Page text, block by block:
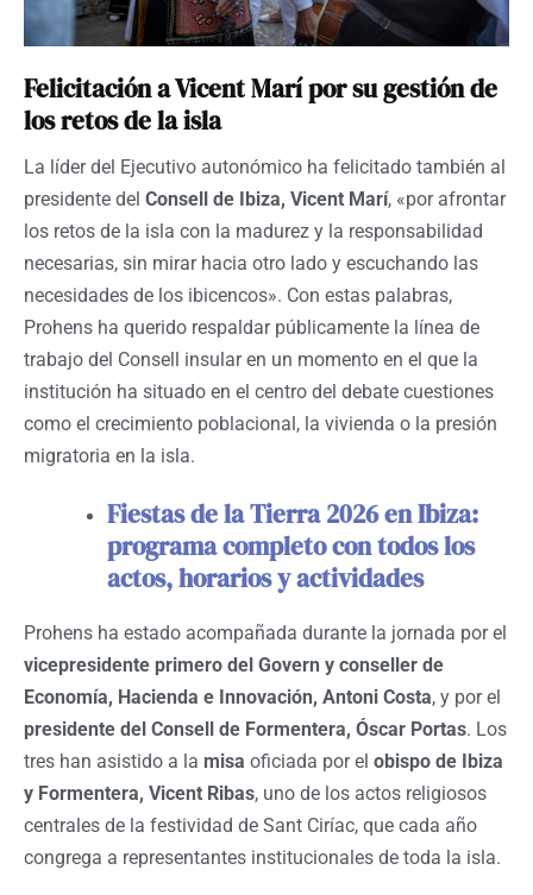
Felicitación a Vicent Marí por su gestión de
los retos de la isla
La líder del Ejecutivo autonómico ha felicitado también al
presidente del Consell de Ibiza, Vicent Marí, «por afrontar
los retos de la isla con la madurez y la responsabilidad
necesarias, sin mirar hacia otro lado y escuchando las
necesidades de los ibicencos». Con estas palabras,
Prohens ha querido respaldar públicamente la línea de
trabajo del Consell insular en un momento en el que la
institución ha situado en el centro del debate cuestiones
como el crecimiento poblacional, la vivienda o la presión
migratoria en la isla.
Fiestas de la Tierra 2026 en Ibiza:
programa completo con todos los
actos, horarios y actividades
Prohens ha estado acompañada durante la jornada por el
vicepresidente primero del Govern y conseller de
Economía, Hacienda e Innovación, Antoni Costa, y por el
presidente del Consell de Formentera, Óscar Portas. Los
tres han asistido a la misa oficiada por el obispo de Ibiza
y Formentera, Vicent Ribas, uno de los actos religiosos
centrales de la festividad de Sant Ciríac, que cada año
congrega a representantes institucionales de toda la isla.